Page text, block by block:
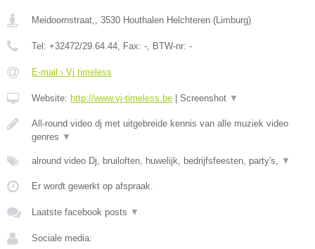
Meidoornstraat, 3530 Houthalen Helchteren ( Limburg)
Tel: +32472/29.64.44 , Fax: - , BTW-nr: -
E-mail › Vj timeless
Website: http://www.vj-timeless.be Screenshot ▼
All-round video dj met uitgebreide kennis van alle muziek video
genres ▼
alround video Dj, bruiloften, huwelijk, bedrijfsfeesten, party's, ▼
Er wordt gewerkt op afspraak.
Laatste facebook posts ▼
Sociale media: